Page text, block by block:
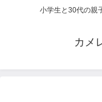
小学生と30代の親
カメ